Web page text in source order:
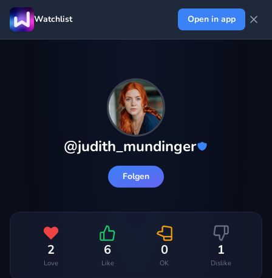
Watchlist Open in app
@judith_mundinger
Folgen
2
Love
6
Like
0
OK
1
Dislike